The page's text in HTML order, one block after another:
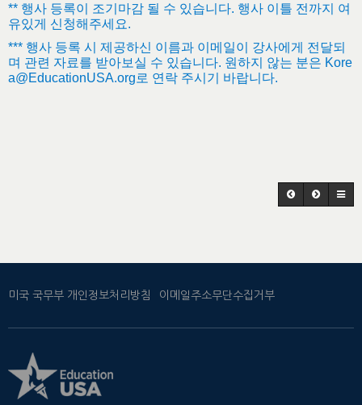
** 행사 등록이 조기마감 될 수 있습니다. 행사 이틀 전까지 여
유있게 신청해주세요.
*** 행사 등록 시 제공하신 이름과 이메일이 강사에게 전달되
며 관련 자료를 받아보실 수 있습니다. 원하지 않는 분은 Kore
a@EducationUSA.org로 연락 주시기 바랍니다.
미국 국무부 개인정보처리방침 이메일주소무단수집거부